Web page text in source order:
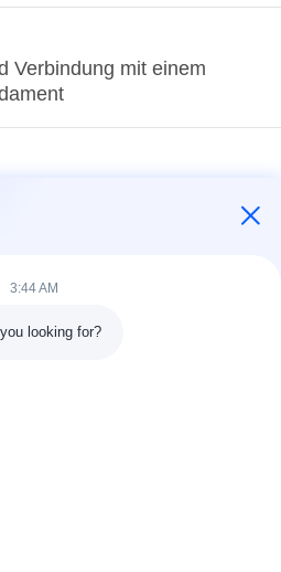
Verbindung mit einem
3:44 AM
looking for?